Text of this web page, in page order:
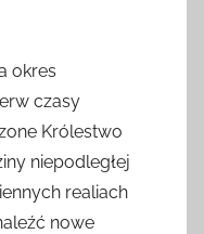
okres
czasy
Królestwo
niepodległej
realiach
nowe